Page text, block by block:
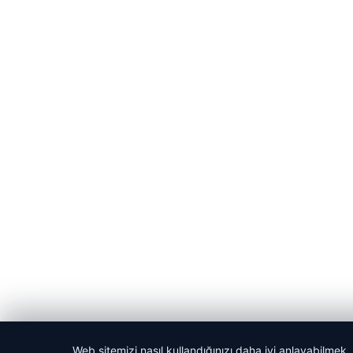
Web sitemizi nasıl kullandığınızı daha iyi